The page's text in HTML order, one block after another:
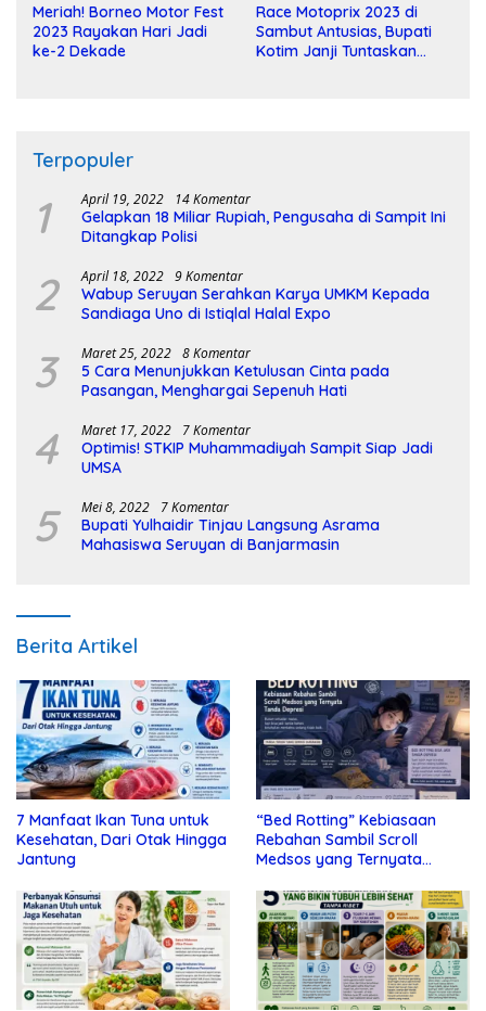
Meriah! Borneo Motor Fest
2023 Rayakan Hari Jadi
ke-2 Dekade
Race Motoprix 2023 di
Sambut Antusias, Bupati
Kotim Janji Tuntaskan
Terpopuler
1 April 19, 2022 14 Komentar
Gelapkan 18 Miliar Rupiah, Pengusaha di Sampit Ini
Ditangkap Polisi
2 April 18, 2022 9 Komentar
Wabup Seruyan Serahkan Karya UMKM Kepada
Sandiaga Uno di Istiqlal Halal Expo
3 Maret 25, 2022 8 Komentar
5 Cara Menunjukkan Ketulusan Cinta pada
Pasangan, Menghargai Sepenuh Hati
4 Maret 17, 2022 7 Komentar
Optimis! STKIP Muhammadiyah Sampit Siap Jadi
UMSA
5 Mei 8, 2022 7 Komentar
Bupati Yulhaidir Tinjau Langsung Asrama
Mahasiswa Seruyan di Banjarmasin
Berita Artikel
7 Manfaat Ikan Tuna untuk
Kesehatan, Dari Otak Hingga
Jantung
“Bed Rotting” Kebiasaan
Rebahan Sambil Scroll
Medsos yang Ternyata